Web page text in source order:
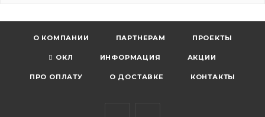
О КОМПАНИИ ПАРТНЕРАМ ПРОЕКТЫ
ОКЛ ИНФОРМАЦИЯ АКЦИИ
ПРО ОПЛАТУ О ДОСТАВКЕ КОНТАКТЫ